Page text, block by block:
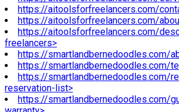
https://aitoolsforfreelancers.com/
https://aitoolsforfreelancers.com/
https://aitoolsforfreelancers.com/
freelancers>
https://smartlandbernedoodles.com/
https://smartlandbernedoodles.com/
https://smartlandbernedoodles.com/
reservation-list>
https://smartlandbernedoodles.com/